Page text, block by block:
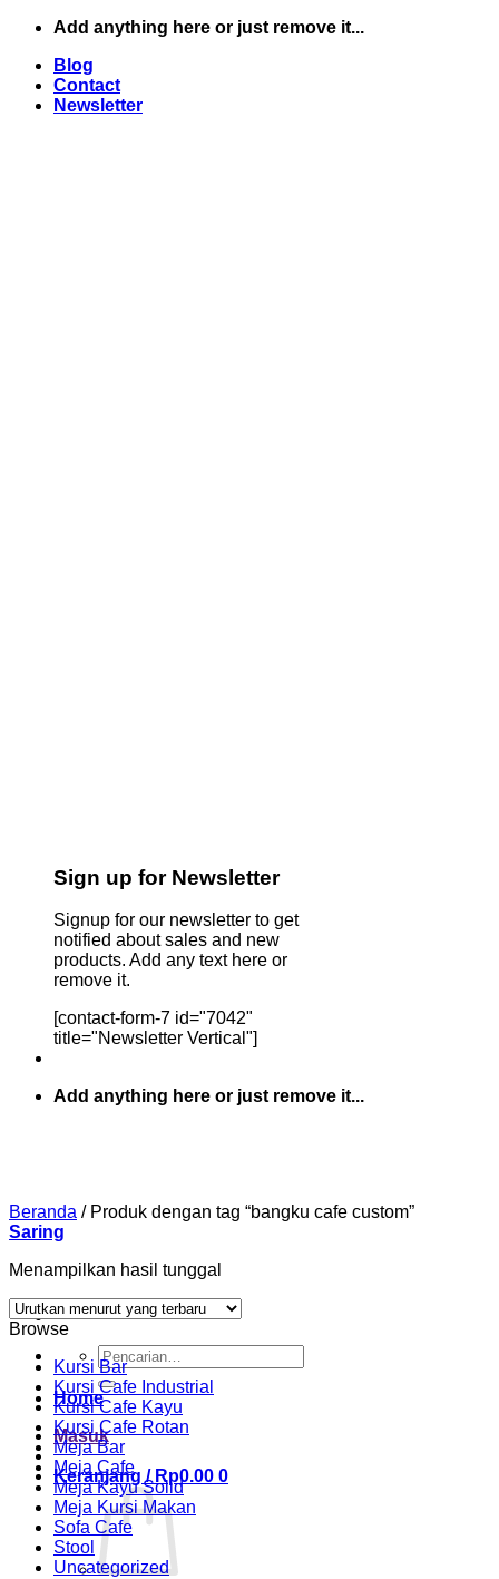
Skip
content
Add anything here or just remove it...
Blog
Contact
Newsletter
Sign up for Newsletter
Signup for our newsletter to get
notified about sales and new
products. Add any text here or
remove it.
[contact-form-7 id="7042"
title="Newsletter Vertical"]
Add anything here or just remove it...
Pencarian
untuk:
Home
Masuk
Keranjang / Rp0.00 0
Beranda /Produk dengan tag “bangku cafe custom”
Saring
Menampilkan hasil tunggal
Browse
Kursi Bar
Kursi Cafe Industrial
Kursi Cafe Kayu
Kursi Cafe Rotan
Meja Bar
Meja Cafe
Meja Kayu Solid
Meja Kursi Makan
Sofa Cafe
Stool
Uncategorized